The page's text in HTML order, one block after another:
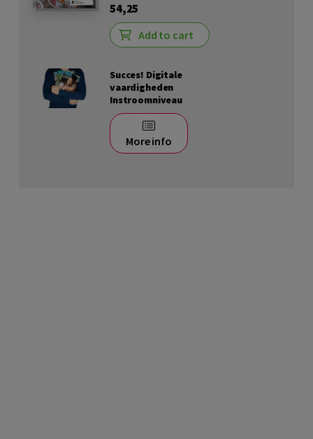
54,25
Add to cart
Succes! Digitale
vaardigheden
Instroomniveau
More info